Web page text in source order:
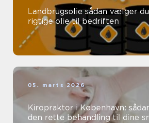
Landbrugsolie sådan vælger du den
rigtige olie til bedriften
05. marts 2026
Kiropraktor i København:
den rette behandling til dine